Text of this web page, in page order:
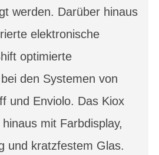
werden. Darüber hinaus
elektronische
optimierte
den Systemen von
und Enviolo. Das Kiox
mit Farbdisplay,
und kratzfestem Glas.